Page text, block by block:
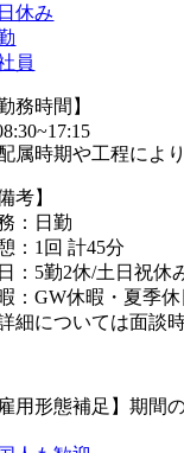
休み
員
勤務時間】
属時期や工程によ
考】
：日勤
：1回 計45分
：5勤2休/土日祝休
：GW休暇・夏季
細については面談
雇用形態補足】期間